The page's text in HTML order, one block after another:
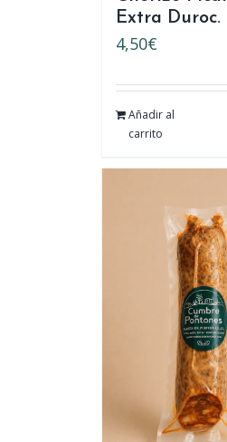
Extra Duroc.
4,50€
Añadir al
carrito